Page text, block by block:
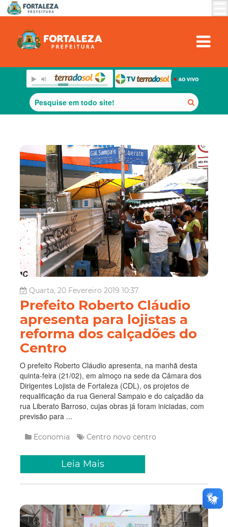
Quarta, 20 Fevereiro 2019 10:37
Prefeito Roberto Cláudio
apresenta para lojistas a
reforma dos calçadões do
Centro
O prefeito Roberto Cláudio apresenta, na manhã desta
quinta-feira (21/02), em almoço na sede da Câmara dos
Dirigentes Lojista de Fortaleza (CDL), os projetos de
requalificação da rua General Sampaio e do calçadão da
rua Liberato Barroso, cujas obras já foram iniciadas, com
previsão para ...
Economia Centro novo centro
Leia Mais